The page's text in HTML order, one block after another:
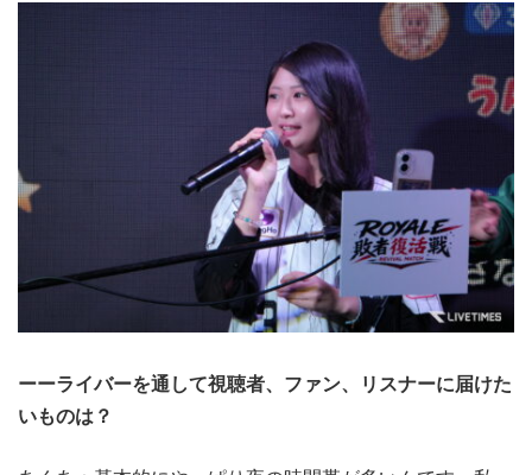
ーーライバーを通して視聴者、ファン、リスナーに届けた
いものは？